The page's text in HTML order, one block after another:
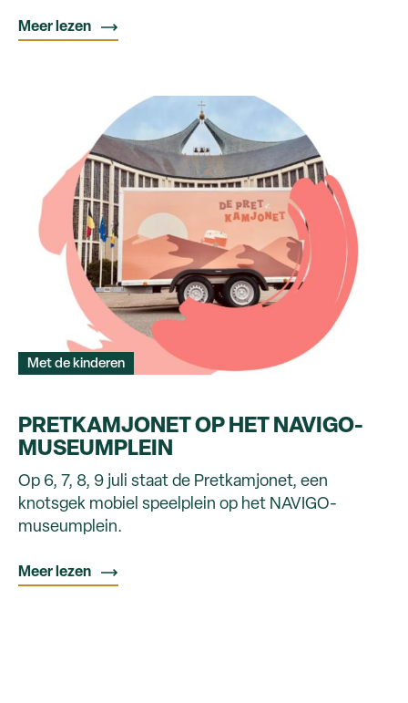
Meer lezen
Met de kinderen
PRETKAMJONET OP HET NAVIGO-
MUSEUMPLEIN
Op 6, 7, 8, 9 juli staat de Pretkamjonet, een
knotsgek mobiel speelplein op het NAVIGO-
museumplein.
Meer lezen